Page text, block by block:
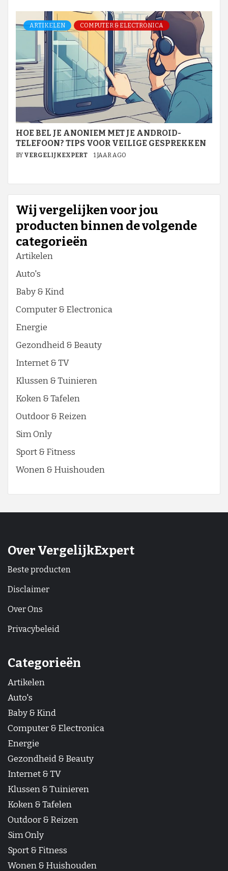
ARTIKELEN COMPUTER & ELECTRONICA
HOE BEL JE ANONIEM MET JE ANDROID-
TELEFOON? TIPS VOOR VEILIGE GESPREKKEN
BY VERGELIJKEXPERT 1 JAAR AGO
Wij vergelijken voor jou
producten binnen de volgende
categorieën
Artikelen
Auto's
Baby & Kind
Computer & Electronica
Energie
Gezondheid & Beauty
Internet & TV
Klussen & Tuinieren
Koken & Tafelen
Outdoor & Reizen
Sim Only
Sport & Fitness
Wonen & Huishouden
Over VergelijkExpert
Beste producten
Disclaimer
Over Ons
Privacybeleid
Categorieën
Artikelen
Auto's
Baby & Kind
Computer & Electronica
Energie
Gezondheid & Beauty
Internet & TV
Klussen & Tuinieren
Koken & Tafelen
Outdoor & Reizen
Sim Only
Sport & Fitness
Wonen & Huishouden